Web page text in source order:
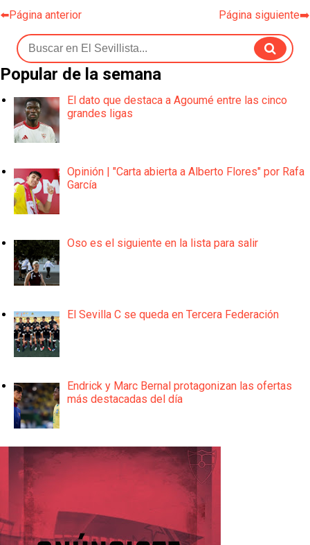
⬅️Página anterior Página siguiente➡️
Popular de la semana
El dato que destaca a Agoumé entre las cinco
grandes ligas
Opinión | "Carta abierta a Alberto Flores" por Rafa
García
Oso es el siguiente en la lista para salir
El Sevilla C se queda en Tercera Federación
Endrick y Marc Bernal protagonizan las ofertas
más destacadas del día